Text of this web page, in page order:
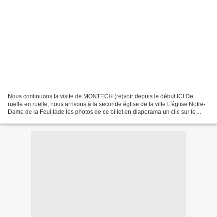
Nous continuons la visite de MONTECH (re)voir depuis le début ICI De
ruelle en ruelle, nous arrivons à la seconde église de la ville L'église Notre-
Dame de la Feuillade les photos de ce billet en diaporama un clic sur le